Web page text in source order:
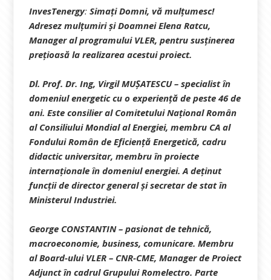
InvesTenergy:Simați Domni, vă mulțumesc!
Adresez mulțumiri și Doamnei Elena Ratcu,
Manager al programului VLER, pentru susținerea
prețioasă la realizarea acestui proiect.
Dl. Prof. Dr. Ing, Virgil MUȘATESCU – specialist în
domeniul energetic cu o experiență de peste 46 de
ani. Este consilier al Comitetului Național Român
al Consiliului Mondial al Energiei, membru CA al
Fondului Român de Eficiență Energetică, cadru
didactic universitar, membru în proiecte
internaționale în domeniul energiei. A deținut
funcții de director general și secretar de stat în
Ministerul Industriei.
George CONSTANTIN– pasionat de tehnică,
macroeconomie, business, comunicare. Membru
al Board-ului VLER – CNR-CME, Manager de Proiect
Adjunct în cadrul Grupului Romelectro. Parte